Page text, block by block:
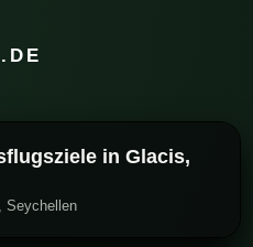
in Glacis,
Seychellen